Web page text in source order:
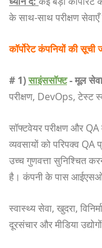
के साथ-साथ परीक्षण सेवाएँ
कॉर्पोरेट कंपनियों की
# 1)साइंससॉफ्ट- मूल
परीक्षण, DevOps, टेस्ट
सॉफ्टवेयर परीक्षण और
व्यवसायों को परिपक्व
उच्च गुणवत्ता सुनिश्चित
है। कंपनी के पास आईएसओ
स्वास्थ्य सेवा, खुदरा,
दूरसंचार और मीडिया